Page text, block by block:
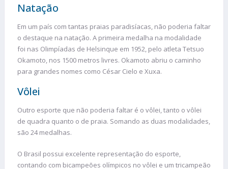
Natação
Em um país com tantas praias paradisíacas, não poderia faltar
o destaque na natação. A primeira medalha na modalidade
foi nas Olimpíadas de Helsinque em 1952, pelo atleta Tetsuo
Okamoto, nos 1500 metros livres. Okamoto abriu o caminho
para grandes nomes como César Cielo e Xuxa.
Vôlei
Outro esporte que não poderia faltar é o vôlei, tanto o vôlei
de quadra quanto o de praia. Somando as duas modalidades,
são 24 medalhas.
O Brasil possui excelente representação do esporte,
contando com bicampeões olímpicos no vôlei e um tricampeão